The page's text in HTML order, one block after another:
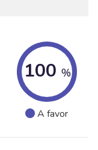
100 %
A favor